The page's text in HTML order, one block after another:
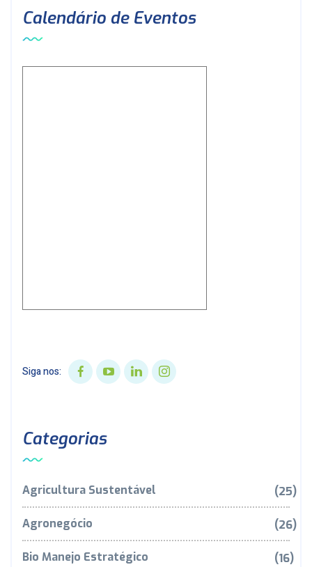
Calendário de Eventos
Siga nos:
Categorias
Agricultura Sustentável (25)
Agronegócio (26)
Bio Manejo Estratégico (16)